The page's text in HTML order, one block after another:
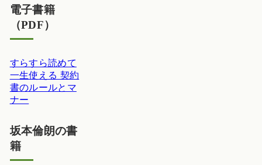
電子書籍
（PDF）
すらすら読めて
一生使える 契約
書のルールとマ
ナー
坂本倫朗の書
籍